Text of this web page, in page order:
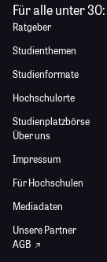
Für alle unter 30:
Ratgeber
Studienthemen
Studienformate
Hochschulorte
Studienplatzbörse
Über uns
Impressum
Für Hochschulen
Mediadaten
Unsere Partner
AGB